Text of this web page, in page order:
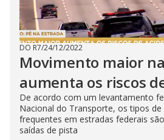
DO R7/24/12/2022
Movimento maior
aumenta os riscos
De acordo com um levantamento
Nacional do Transporte, os tipos
frequentes em estradas federais
saídas de pista